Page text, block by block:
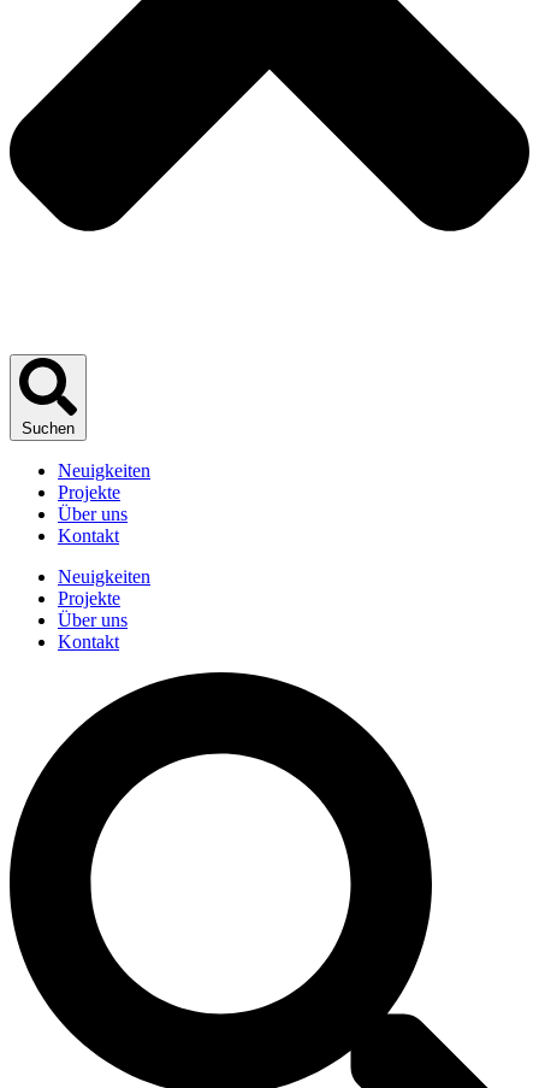
Suchen
Neuigkeiten
Projekte
Über uns
Kontakt
Neuigkeiten
Projekte
Über uns
Kontakt